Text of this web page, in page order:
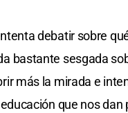
debatir sobre
bastante sesgada
más la mirada e
que nos dan